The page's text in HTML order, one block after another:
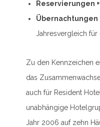
Reservierungen
Übernachtungen
Jahresvergleich für
Zu den Kennzeichen
das
auch für Resident
unabhängige
Jahr 2006 auf zehn